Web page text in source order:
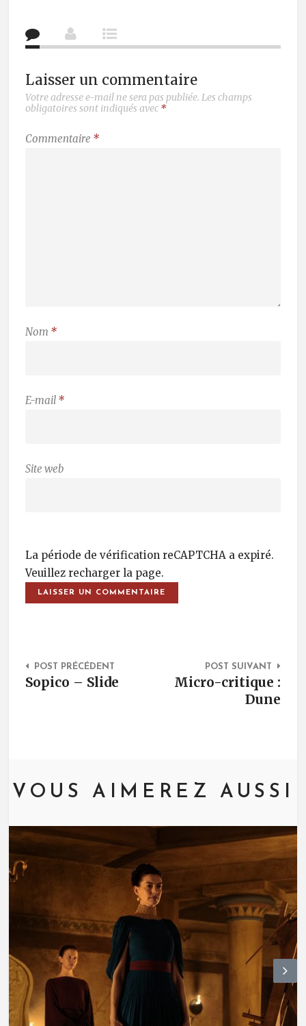
Laisser un commentaire
Votre adresse e-mail ne sera pas publiée. Les champs
obligatoires sont indiqués avec *
Commentaire *
Nom *
E-mail *
Site web
La période de vérification reCAPTCHA a expiré.
Veuillez recharger la page.
Post Navigation
POST PRÉCÉDENT
Sopico – Slide
POST SUIVANT
Micro-critique :
Dune
VOUS AIMEREZ AUSSI
N
ex